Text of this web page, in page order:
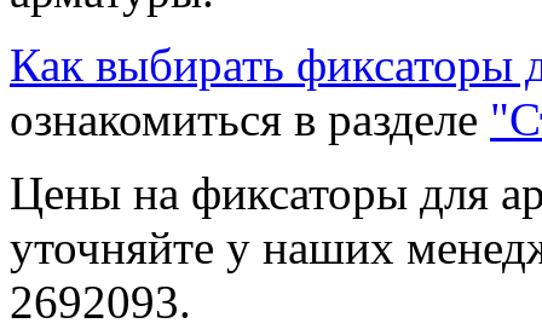
Как выбирать фиксаторы
ознакомиться в разделе
Цены на фиксаторы для
уточняйте у наших
2692093.